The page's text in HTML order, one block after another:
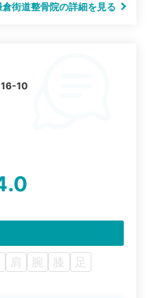
倉街道整骨院の詳細を見る
16-10
肩 腕 膝 足